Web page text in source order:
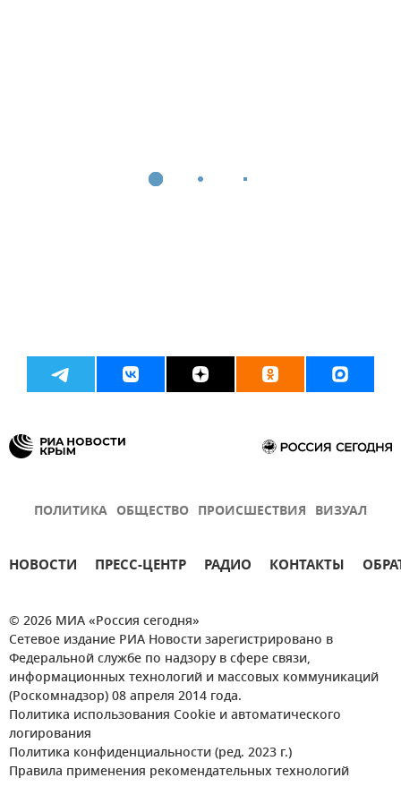
ПОЛИТИКА ОБЩЕСТВО ПРОИСШЕСТВИЯ ВИЗУАЛ
НОВОСТИ ПРЕСС-ЦЕНТР РАДИО КОНТАКТЫ
© 2026 МИА «Россия сегодня»
Сетевое издание РИА Новости зарегистрировано в
Федеральной службе по надзору в сфере связи,
информационных технологий и массовых коммуникаций
(Роскомнадзор) 08 апреля 2014 года.
Политика использования Cookie и автоматического
логирования
Политика конфиденциальности (ред. 2023 г.)
Правила применения рекомендательных технологий